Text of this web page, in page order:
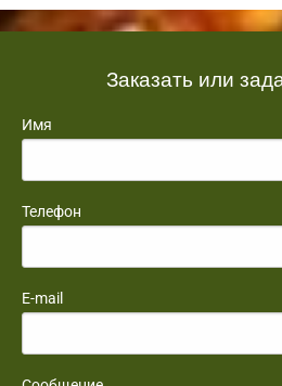
Заказать или
Имя
Телефон
E-mail